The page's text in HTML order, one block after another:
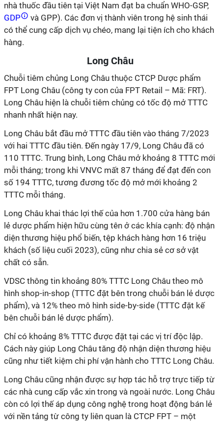
nhà thuốc đầu tiên tại Việt Nam đạt ba chuẩn WHO-GSP,
GDP
và GPP). Các đơn vị thành viên trong hệ sinh thái
có thể cung cấp dịch vụ chéo, mang lại tiện ích cho khách
hàng.
Long Châu
Chuỗi tiêm chủng Long Châu thuộc CTCP Dược phẩm
FPT Long Châu (công ty con của FPT Retail – Mã: FRT).
Long Châu hiện là chuỗi tiêm chủng có tốc độ mở TTTC
nhanh nhất hiện nay.
Long Châu bắt đầu mở TTTC đầu tiên vào tháng 7/2023
với hai TTTC đầu tiên. Đến ngày 17/9, Long Châu đã có
110 TTTC. Trung bình, Long Châu mở khoảng 8 TTTC mới
mỗi tháng; trong khi VNVC mất 87 tháng để đạt đến con
số 194 TTTC, tương đương tốc độ mở mới khoảng 2
TTTC mỗi tháng.
Long Châu khai thác lợi thế của hơn 1.700 cửa hàng bán
lẻ dược phẩm hiện hữu cùng tên ở các khía cạnh: độ nhận
diện thương hiệu phổ biến, tệp khách hàng hơn 16 triệu
khách (số liệu cuối 2023), cũng như chia sẻ cơ sở vật
chất có sẵn.
VDSC thông tin khoảng 80% TTTC Long Châu theo mô
hình shop-in-shop (TTTC đặt bên trong chuỗi bán lẻ dược
phẩm), và 12% theo mô hình side-by-side (TTTC đặt kế
bên chuỗi bán lẻ dược phẩm).
Chỉ có khoảng 8% TTTC được đặt tại các vị trí độc lập.
Cách này giúp Long Châu tăng độ nhận diện thương hiệu
cũng như tiết kiệm chi phí vận hành cho TTTC Long Châu.
Long Châu cũng nhận được sự hợp tác hỗ trợ trực tiếp từ
các nhà cung cấp vắc xin trong và ngoài nước. Long Châu
còn có lợi thế áp dụng công nghệ trong hoạt động bán lẻ
với nền tảng từ công ty liên quan là CTCP FPT – một